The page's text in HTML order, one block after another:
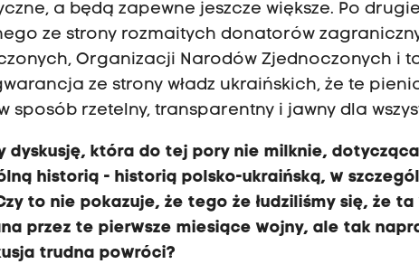
a będą zapewne jeszcze większe. Po
ze strony rozmaitych donatorów
Organizacji Narodów Zjednoczonych i
ze strony władz ukraińskich, że te
sposób rzetelny, transparentny i jawny dla
dyskusję, która do tej pory nie milknie,
historią - historią polsko-ukraińską, w
to nie pokazuje, że tego że łudziliśmy się, że
przez te pierwsze miesiące wojny, ale tak
trudna powróci?